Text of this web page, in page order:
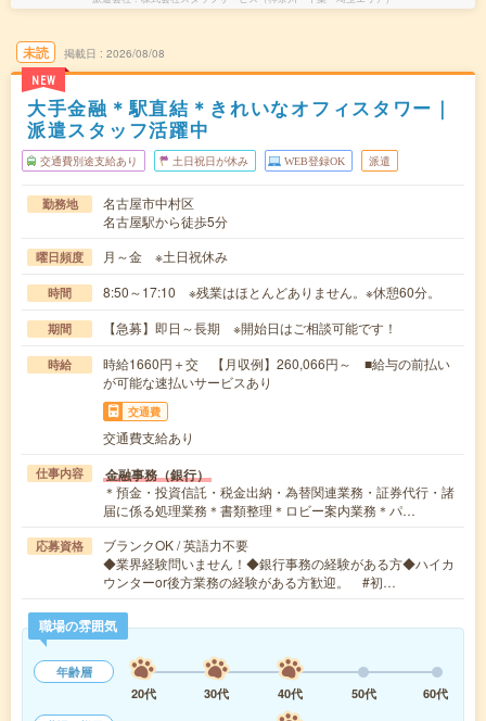
未読
NEW
掲載日 2026/08/08
大手金融＊駅直結＊きれいなオフィスタワー｜
派遣スタッフ活躍中
交通費別途支給あり 土日祝日が休み WEB登録OK 派遣
勤務地
名古屋市中村区
名古屋駅から徒歩5分
曜日頻度 月～金 ※土日祝休み
時間 8:50～17:10 ※残業はほとんどありません。※休憩60分。
期間 【急募】即日～長期 ※開始日はご相談可能です！
時給
時給1660円＋交 【月収例】260,066円～ ■給与の前払い
が可能な速払いサービスあり
交通費
交通費支給あり
仕事内容 金融事務（銀行）
＊預金・投資信託・税金出納・為替関連業務・証券代行・諸
届に係る処理業務＊書類整理＊ロビー案内業務＊パ…
応募資格
ブランクOK / 英語力不要
◆業界経験問いません！◆銀行事務の経験がある方◆ハイカ
ウンターor後方業務の経験がある方歓迎。 #初…
職場の雰囲気
年齢層
20代
30代 40代 50代
60代